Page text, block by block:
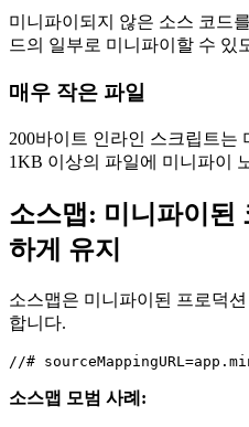
미니파이되지 않은 소스 코드
드의 일부로 미니파이할 수 있
매우 작은 파일
200바이트 인라인 스크립트는
1KB 이상의 파일에 미니파이
소스맵: 미니파이된
하게 유지
소스맵은 미니파이된 프로덕
합니다.
소스맵 모범 사례: